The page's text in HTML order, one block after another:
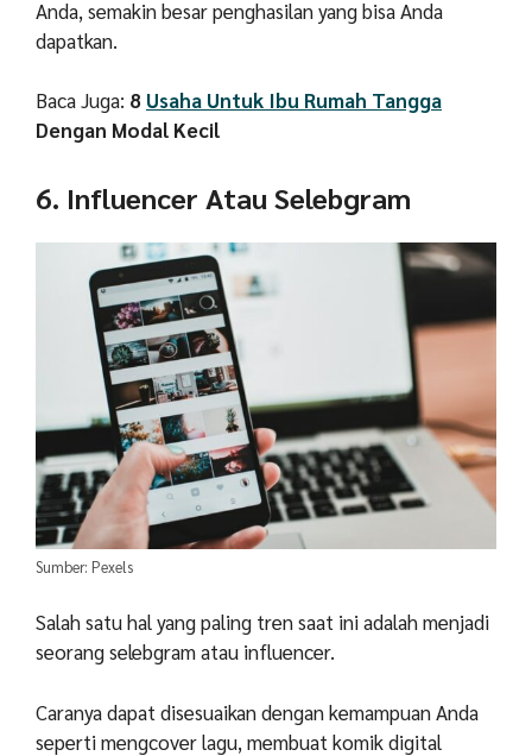
Anda, semakin besar penghasilan yang bisa Anda
dapatkan.
Baca Juga: 8 Usaha Untuk Ibu Rumah Tangga
Dengan Modal Kecil
6. Influencer Atau Selebgram
Sumber: Pexels
Salah satu hal yang paling tren saat ini adalah menjadi
seorang selebgram atau influencer.
Caranya dapat disesuaikan dengan kemampuan Anda
seperti mengcover lagu, membuat komik digital